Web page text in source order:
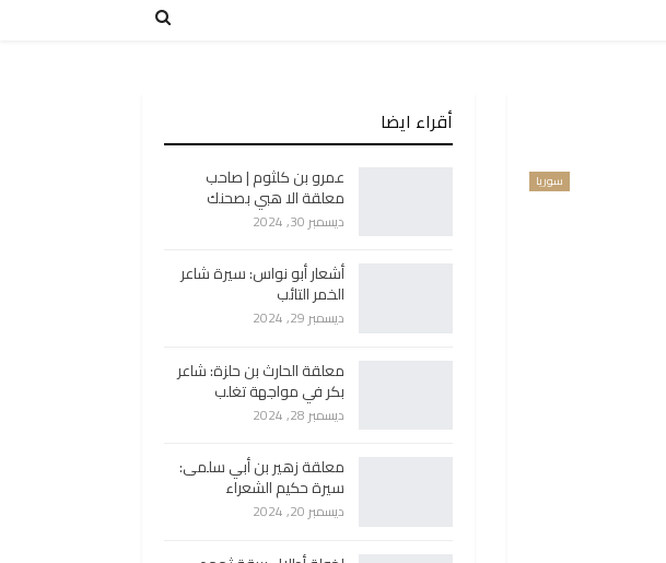
سوريا
أقراء ايضا
عمرو بن كلثوم | صاحب
معلقة الا هبي بصحنك
ديسمبر 30, 2024
أشعار أبو نواس: سيرة شاعر
الخمر التائب
ديسمبر 29, 2024
معلقة الحارث بن حلزة: شاعر
بكر في مواجهة تغلب
ديسمبر 28, 2024
معلقة زهير بن أبي سلمى:
سيرة حكيم الشعراء
ديسمبر 20, 2024